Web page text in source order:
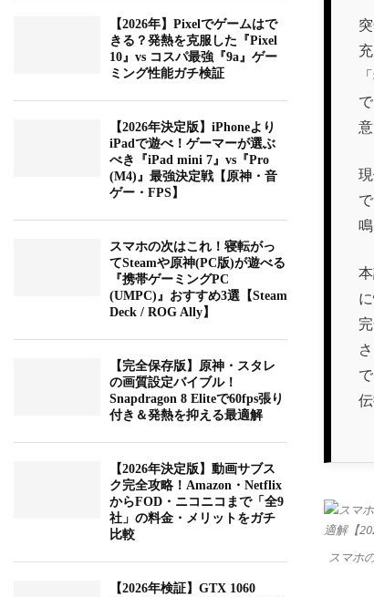
意
スマホ
【2026年】Pixelでゲームはで
きる？発熱を克服した『Pixel
10』vs コスパ最強『9a』ゲー
ミング性能ガチ検証
【2026年決定版】iPhoneより
iPadで遊べ！ゲーマーが選ぶ
べき『iPad mini 7』vs『Pro
(M4)』最強決定戦【原神・音
ゲー・FPS】
スマホの次はこれ！寝転がっ
てSteamや原神(PC版)が遊べる
『携帯ゲーミングPC
(UMPC)』おすすめ3選【Steam
Deck / ROG Ally】
【完全保存版】原神・スタレ
の画質設定バイブル！
Snapdragon 8 Eliteで60fps張り
付き＆発熱を抑える最適解
【2026年決定版】動画サブス
ク完全攻略！Amazon・Netflix
からFOD・ニコニコまで「全9
社」の料金・メリットをガチ
比較
【2026年検証】GTX 1060